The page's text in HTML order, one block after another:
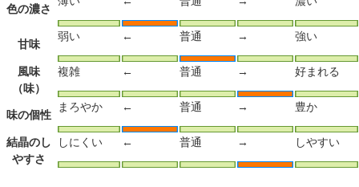
色の濃さ
甘味
弱い ← 普通 → 強い
風味
（味）
複雑 ← 普通 → 好まれる
味の個性
まろやか ← 普通 → 豊か
結晶のし
やすさ
しにくい ← 普通 → しやすい